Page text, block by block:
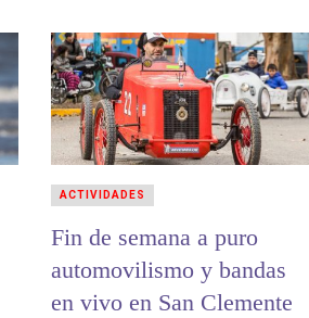
Fin de semana a puro
automovilismo y bandas
en vivo en San Clemente
ACTIVIDADES